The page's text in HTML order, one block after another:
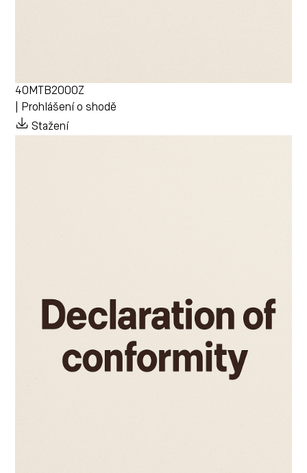
40MTB2000Z
| Prohlášení o shodě
Stažení